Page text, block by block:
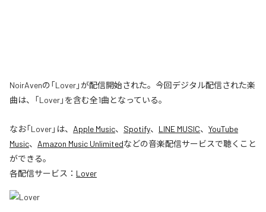
NoirAvenの「Lover」が配信開始された。今回デジタル配信された楽
曲は、「Lover」を含む全1曲となっている。
なお「Lover」は、 Apple Music、 Spotify、 LINE MUSIC、 YouTube
Music、 Amazon Music Unlimitedなどの音楽配信サービスで聴くこと
ができる。
各配信サービス： Lover